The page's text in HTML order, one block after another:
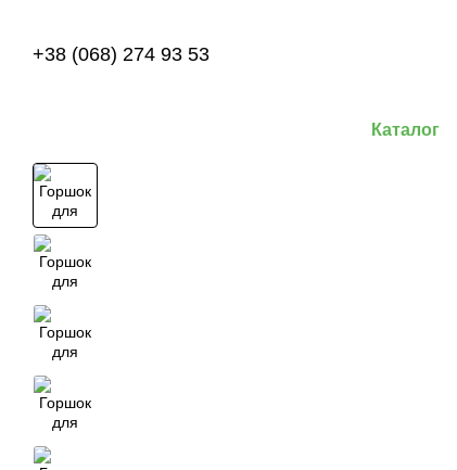
+38 (068) 274 93 53
Каталог